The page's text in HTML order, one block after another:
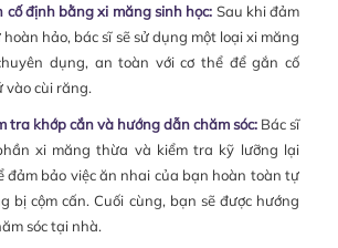
cố định bằng xi măng sinh học: Sau khi đảm
hảo, bác sĩ sẽ sử dụng một loại xi măng
dụng, an toàn với cơ thể để gắn cố
vào cùi răng.
tra khớp cắn và hướng dẫn chăm sóc: Bác sĩ
xi măng thừa và kiểm tra kỹ lưỡng lại
đảm bảo việc ăn nhai của bạn hoàn toàn tự
bị cộm cấn. Cuối cùng, bạn sẽ được hướng
sóc tại nhà.